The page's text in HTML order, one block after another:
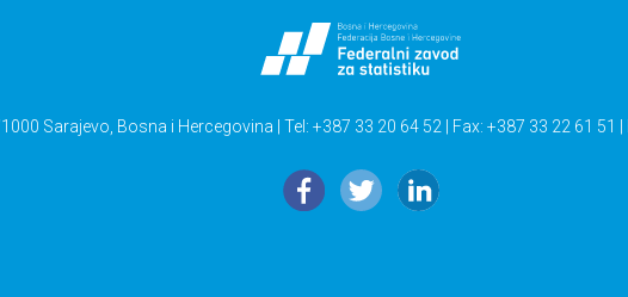
Sarajevo, Bosna i Hercegovina | Tel: +387 33 20 64 52 | Fax: +387 33 22 61 51 |